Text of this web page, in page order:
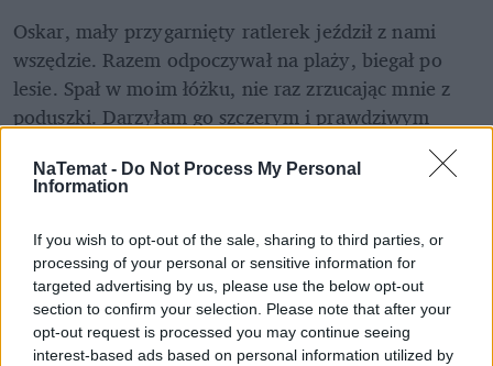
NaTemat - Do Not Process My Personal
Information
If you wish to opt-out of the sale, sharing to third parties, or
processing of your personal or sensitive information for
targeted advertising by us, please use the below opt-out
section to confirm your selection. Please note that after your
opt-out request is processed you may continue seeing
interest-based ads based on personal information utilized by
Oskar, mały przygarnięty ratlerek jeździł z nami
wszędzie. Razem odpoczywał na plaży, biegał po
lesie. Spał w moim łóżku, nie raz zrzucając mnie z
poduszki. Darzyłam go szczerym i prawdziwym
odwzajemniał. A Pan profesor mi teraz mówi, że
towarzysz mojego nastoletniego życia, świadek
pierwszych pocałunków skradzionych w parku i
prób biegania po operacji kolana zdechł? Nie. Był
pełnoprawnym członkiem rodziny i przyjacielem.
Dlatego nie zdechł, a umarł, jak inne bliskie nam
osoby.